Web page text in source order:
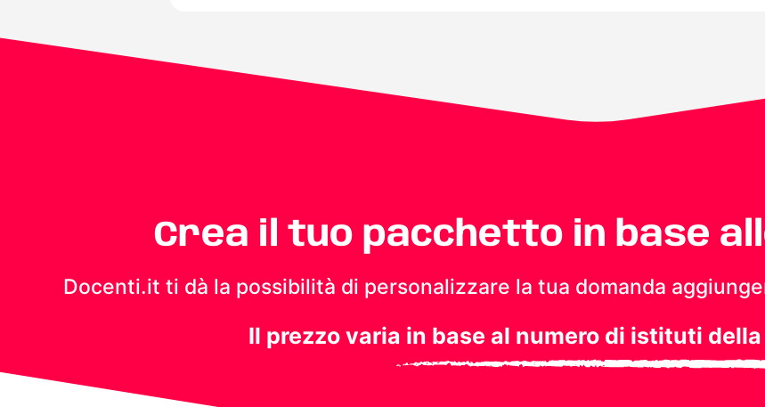
Crea il tuo pacchetto in base
Docenti.it ti dà la possibilità di personalizzare la tua domanda
Il prezzo varia in base al numero di istituti